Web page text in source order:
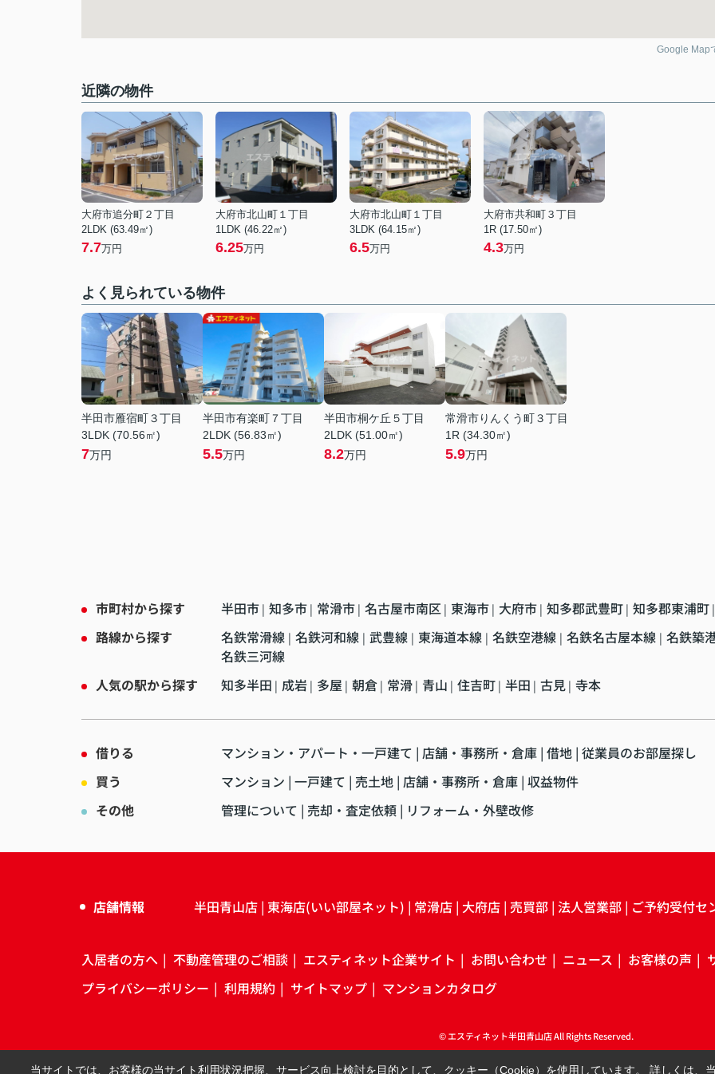
Google Map
近隣の物件
大府市追分町２丁目
2LDK (63.49㎡)
7.7万円
大府市北山町１丁目
1LDK (46.22㎡)
6.25万円
大府市北山町１丁目
3LDK (64.15㎡)
6.5万円
大府市共和町３丁目
1R (17.50㎡)
4.3万円
よく見られている物件
半田市雁宿町３丁目
3LDK (70.56㎡)
7万円
半田市有楽町７丁目
2LDK (56.83㎡)
5.5万円
半田市桐ケ丘５丁目
2LDK (51.00㎡)
8.2万円
常滑市りんくう町３丁目
1R (34.30㎡)
5.9万円
市町村から探す 半田市 | 知多市 | 常滑市 | 名古屋市南区 | 東海市 | 大府市 | 知多郡武豊町 | 知多郡東浦町 |
路線から探す 名鉄常滑線 | 名鉄河和線 | 武豊線 | 東海道本線 | 名鉄空港線 | 名鉄名古屋本線 | 名鉄築
名鉄三河線
人気の駅から探す
知多半田 | 成岩 | 多屋 | 朝倉 | 常滑 | 青山 | 住吉町 | 半田 | 古見 | 寺本
借りる マンション・アパート・一戸建て 店舗・事務所・倉庫 借地 従業員のお部屋探し
買う
マンション 一戸建て 売土地 店舗・事務所・倉庫 収益物件
その他
管理について 売却・査定依頼 リフォーム・外壁改修
店舗情報 半田青山店 東海店(いい部屋ネット) 常滑店 大府店 売買部 法人営業部 ご予約受付セ
入居者の方へ 不動産管理のご相談 エスティネット企業サイト お問い合わせ ニュース お客様の声
プライバシーポリシー
利用規約 サイトマップ マンションカタログ
© エスティネット半田青山店 All Rights Reserved.
当サイトでは、お客様の当サイト利用状況把握、サービス向上検討を目的として、クッキー（Cookie）を使用しています。 詳しくは、